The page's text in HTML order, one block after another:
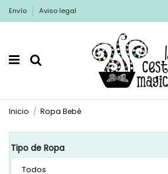
Envío Aviso legal
Inicio Ropa Bebé
Tipo de Ropa